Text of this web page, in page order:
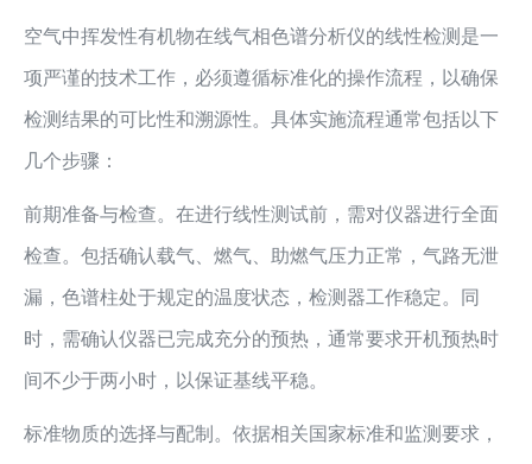
空气中挥发性有机物在线气相色谱分析仪的线性检测是一
项严谨的技术工作，必须遵循标准化的操作流程，以确保
检测结果的可比性和溯源性。具体实施流程通常包括以下
几个步骤：
前期准备与检查。在进行线性测试前，需对仪器进行全面
检查。包括确认载气、燃气、助燃气压力正常，气路无泄
漏，色谱柱处于规定的温度状态，检测器工作稳定。同
时，需确认仪器已完成充分的预热，通常要求开机预热时
间不少于两小时，以保证基线平稳。
标准物质的选择与配制。依据相关国家标准和监测要求，